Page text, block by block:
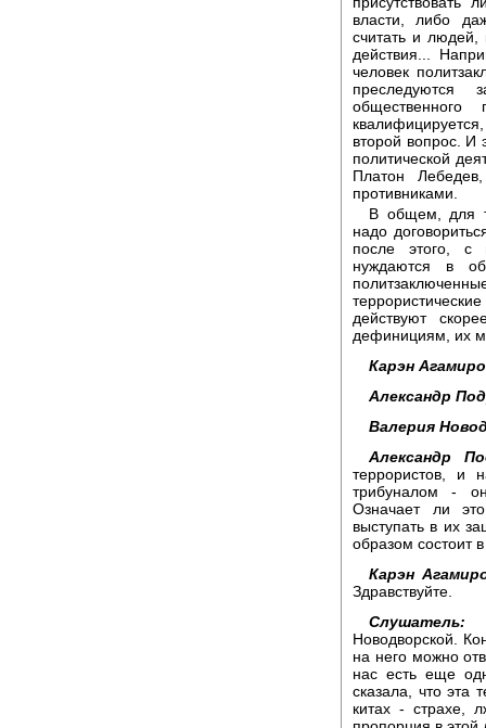
власти, либо
считать и людей,
действия...
человек
преследуются
второй вопрос. И
политической
Платон
противниками.
В общем, для
надо
после этого, с
нуждаются в
действуют
дефинициям, их
Карэн
Александр
Валерия
Александр
террористов, и
трибуналом -
Означает ли
выступать в их
образом состоит
Карэн
Здравствуйте.
Слушатель:
Новодворской.
на него можно
нас есть еще
сказала, что эта
китах - страхе,